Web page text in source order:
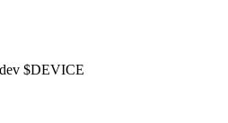
$DEVICE